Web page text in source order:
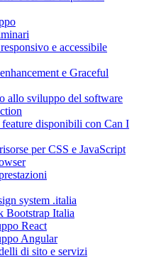
e accessibile
e Graceful
allo sviluppo del software
disponibili con Can I
per CSS e JavaScript
system .italia
Bootstrap Italia
React
Angular
di sito e servizi